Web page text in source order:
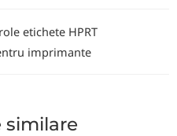
etichete HPRT
imprimante
similare